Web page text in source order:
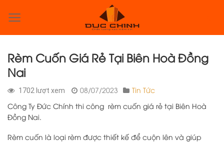
Rèm Cuốn Giá Rẻ Tại Biên Hoà Đồng
Nai
1702 lượt xem 08/07/2023
Tin Tức
Công Ty Đức Chính thi công rèm cuốn giá rẻ tại Biên Hoà
Đồng Nai.
Rèm cuốn là loại rèm được thiết kế để cuộn lên và giúp